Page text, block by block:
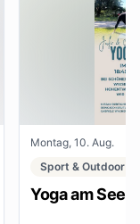
Montag, 10. Aug.
Sport & Outdoor
Yoga am See